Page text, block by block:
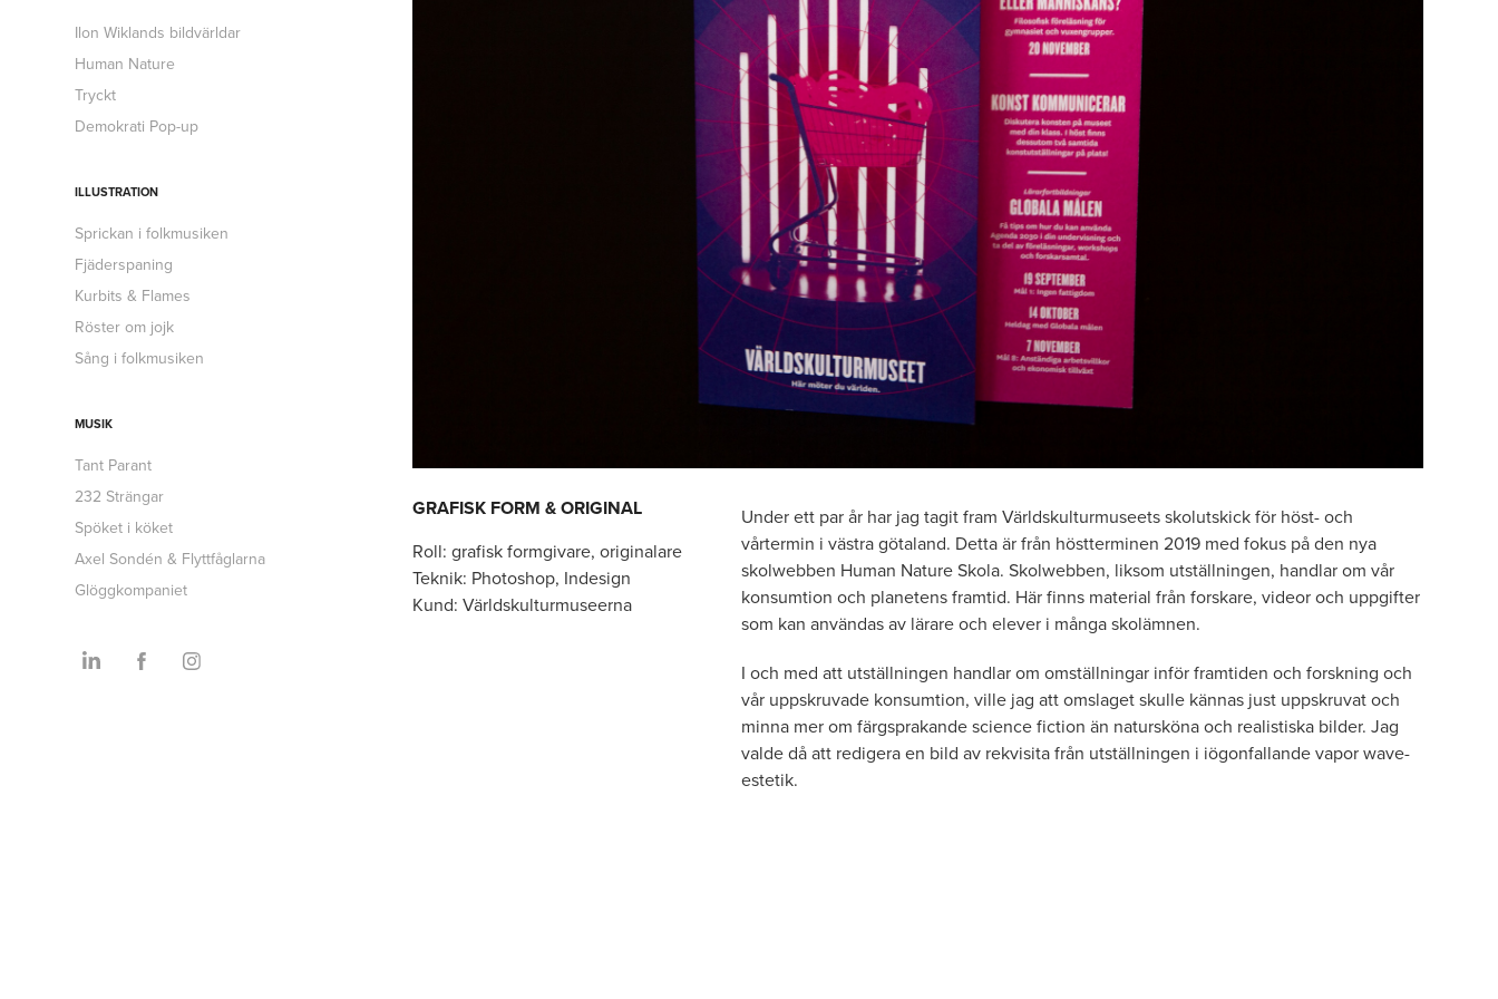
Ilon Wiklands bildvärldar
Human Nature
Tryckt
Demokrati Pop-up
ILLUSTRATION
Sprickan i folkmusiken
Fjäderspaning
Kurbits & Flames
Röster om jojk
Sång i folkmusiken
MUSIK
Tant Parant
232 Strängar
Spöket i köket
Axel Sondén & Flyttfåglarna
Glöggkompaniet
GRAFISK FORM & ORIGINAL
Roll: grafisk formgivare, originalare
Teknik: Photoshop, Indesign
Kund: Världskulturmuseerna
Under ett par år har jag tagit fram Världskulturmuseets skolutskick för höst- och
vårtermin i västra götaland. Detta är från höstterminen 2019 med fokus på den nya
skolwebben Human Nature Skola. Skolwebben, liksom utställningen, handlar om vår
konsumtion och planetens framtid. Här finns material från forskare, videor och uppgifter
som kan användas av lärare och elever i många skolämnen.
I och med att utställningen handlar om omställningar inför framtiden och forskning och
vår uppskruvade konsumtion, ville jag att omslaget skulle kännas just uppskruvat och
minna mer om färgsprakande science fiction än natursköna och realistiska bilder. Jag
valde då att redigera en bild av rekvisita från utställningen i iögonfallande vapor wave-
estetik.